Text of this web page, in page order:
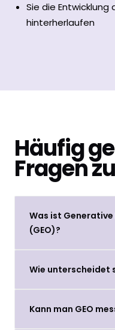
Sie die
hinterherlaufen
Häufig
Fragen zu
Was ist
(GEO)?
Wie unterscheidet
Kann man GEO